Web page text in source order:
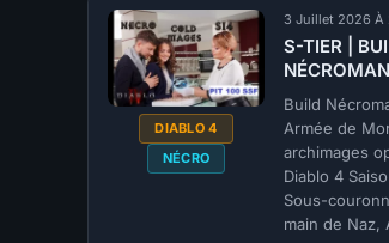
|
BUILD
MUR
DE
FEU
|
DIABLO 4
NÉCRO
3 Juillet 2026 À
S-TIER |
Armée de
archimages
SAISON 14
Build
Armée de
archimages
Diablo 4
Sous-
main de Naz,